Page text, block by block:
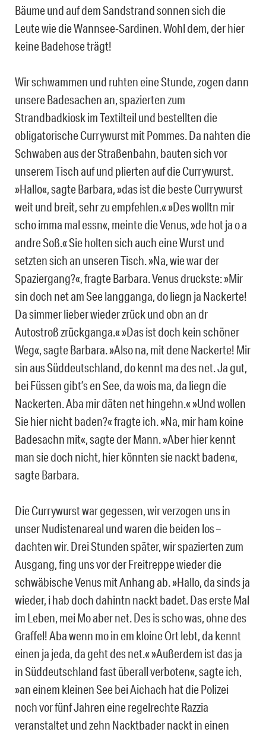
Bäume und auf dem Sandstrand sonnen sich die
Leute wie die Wannsee-Sardinen. Wohl dem, der hier
keine Badehose trägt!
Wir schwammen und ruhten eine Stunde, zogen dann
unsere Badesachen an, spazierten zum
Strandbadkiosk im Textilteil und bestellten die
obligatorische Currywurst mit Pommes. Da nahten die
Schwaben aus der Straßenbahn, bauten sich vor
unserem Tisch auf und plierten auf die Currywurst.
»Hallo«, sagte Barbara, »das ist die beste Currywurst
weit und breit, sehr zu empfehlen.« »Des wolltn mir
scho imma mal essn«, meinte die Venus, »de hot ja o a
andre Soß.« Sie holten sich auch eine Wurst und
setzten sich an unseren Tisch. »Na, wie war der
Spaziergang?«, fragte Barbara. Venus druckste: »Mir
sin doch net am See langganga, do liegn ja Nackerte!
Da simmer lieber wieder zrück und obn an dr
Autostroß zrückganga.« »Das ist doch kein schöner
Weg«, sagte Barbara. »Also na, mit dene Nackerte! Mir
sin aus Süddeutschland, do kennt ma des net. Ja gut,
bei Füssen gibt’s en See, da wois ma, da liegn die
Nackerten. Aba mir däten net hingehn.« »Und wollen
Sie hier nicht baden?« fragte ich. »Na, mir ham koine
Badesachn mit«, sagte der Mann. »Aber hier kennt
man sie doch nicht, hier könnten sie nackt baden«,
sagte Barbara.
Die Currywurst war gegessen, wir verzogen uns in
unser Nudistenareal und waren die beiden los –
dachten wir. Drei Stunden später, wir spazierten zum
Ausgang, fing uns vor der Freitreppe wieder die
schwäbische Venus mit Anhang ab. »Hallo, da sinds ja
wieder, i hab doch dahintn nackt badet. Das erste Mal
im Leben, mei Mo aber net. Des is scho was, ohne des
Graffel! Aba wenn mo in em kloine Ort lebt, da kennt
einen ja jeda, da geht des net.« »Außerdem ist das ja
in Süddeutschland fast überall verboten«, sagte ich,
»an einem kleinen See bei Aichach hat die Polizei
noch vor fünf Jahren eine regelrechte Razzia
veranstaltet und zehn Nacktbader nackt in einen